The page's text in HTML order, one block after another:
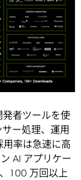
発者ツールを使
ー処理、運用
用率は急速に高
AI アプリケー
100 万回以上